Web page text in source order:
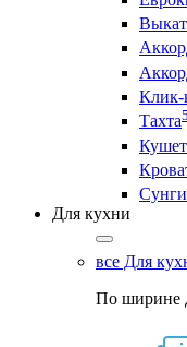
Клик-
Тахта5
Для кухни
все Для
По ширине